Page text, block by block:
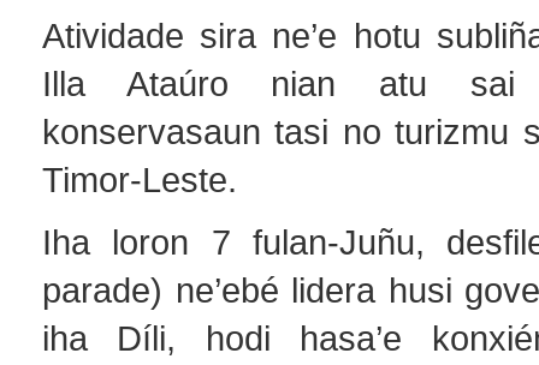
Atividade sira ne’e hotu
Illa Ataúro nian atu sai
konservasaun tasi no turizmu
Timor-Leste.
Iha loron 7 fulan-Juñu,
parade) ne’ebé lidera husi
iha Díli, hodi hasa’e